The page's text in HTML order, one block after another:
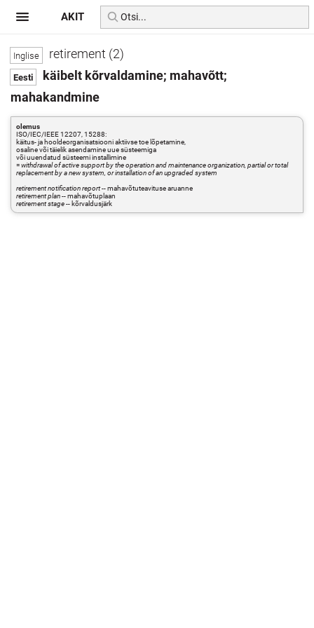
retirement (2)
käibelt kõrvaldamine; mahavõtt;
mahakandmine
olemus
ISO/IEC/IEEE 12207, 15288:
käitus- ja hooldeorganisatsiooni aktiivse toe lõpetamine,
osaline või täielik asendamine uue süsteemiga
või uuendatud süsteemi installimine
=withdrawal of active support by the operation and maintenance organization, partial or total
replacement by a new system, or installation of an upgraded system
retirement notification report-- mahavõtuteavituse aruanne
retirement plan-- mahavõtuplaan
retirement stage-- kõrvaldusjärk
AKIT